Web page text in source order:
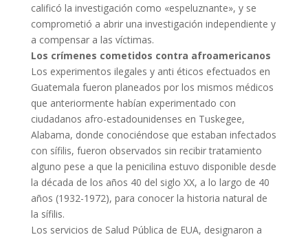
calificó la investigación como «espeluznante», y se
comprometió a abrir una investigación independiente y
a compensar a las víctimas.
Los crímenes cometidos contra afroamericanos
Los experimentos ilegales y anti éticos efectuados en
Guatemala fueron planeados por los mismos médicos
que anteriormente habían experimentado con
ciudadanos afro-estadounidenses en Tuskegee,
Alabama, donde conociéndose que estaban infectados
con sífilis, fueron observados sin recibir tratamiento
alguno pese a que la penicilina estuvo disponible desde
la década de los años 40 del siglo XX, a lo largo de 40
años (1932-1972), para conocer la historia natural de
la sífilis.
Los servicios de Salud Pública de EUA, designaron a